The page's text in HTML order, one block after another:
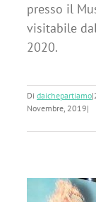
presso il
visitabile
2020.
Di daichepartiamo|
Novembre, 2019|